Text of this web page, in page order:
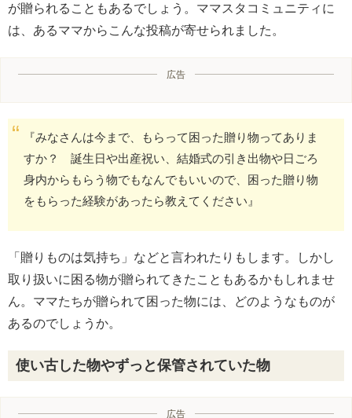
が贈られることもあるでしょう。ママスタコミュニティに
は、あるママからこんな投稿が寄せられました。
広告
『みなさんは今まで、もらって困った贈り物ってありま
すか？ 誕生日や出産祝い、結婚式の引き出物や日ごろ
身内からもらう物でもなんでもいいので、困った贈り物
をもらった経験があったら教えてください』
「贈りものは気持ち」などと言われたりもします。しかし
取り扱いに困る物が贈られてきたこともあるかもしれませ
ん。ママたちが贈られて困った物には、どのようなものが
あるのでしょうか。
使い古した物やずっと保管されていた物
広告